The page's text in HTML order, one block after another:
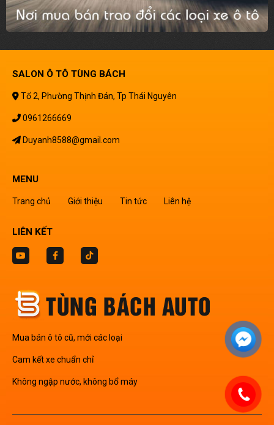
SALON Ô TÔ TÙNG BÁCH
Tổ 2, Phường Thịnh Đán, Tp Thái Nguyên
0961266669
Duyanh8588@gmail.com
MENU
Trang chủ Giới thiệu Tin tức Liên hệ
LIÊN KẾT
Mua bán ô tô cũ, mới các loại
Cam kết xe chuẩn chỉ
Không ngập nước, không bổ máy